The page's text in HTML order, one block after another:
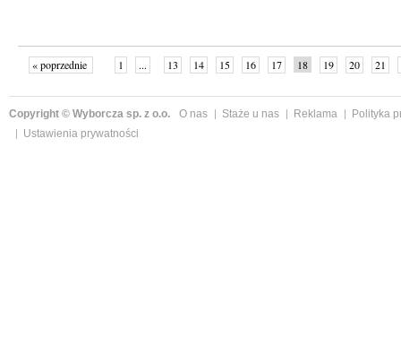
« poprzednie 1 ... 13 14 15 16 17 18 19 20 21
Copyright © Wyborcza sp. z o.o. O nas Staże u nas Reklama
Polityka
Ustawienia prywatności